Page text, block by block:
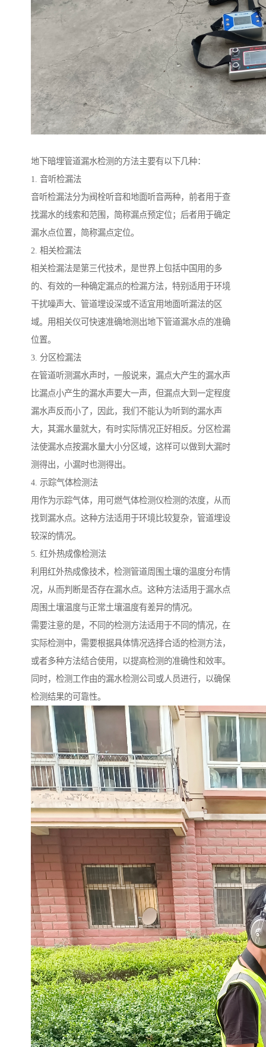
地下暗埋管道漏水检测的方法主要有以下几种：
1. 音听检漏法
音听检漏法分为阀栓听音和地面听音两种，前者用于查
找漏水的线索和范围，简称漏点预定位；后者用于确定
漏水点位置，简称漏点定位。
2. 相关检漏法
相关检漏法是第三代技术，是世界上包括中国用的多
的、有效的一种确定漏点的检漏方法，特别适用于环境
干扰噪声大、管道埋设深或不适宜用地面听漏法的区
域。用相关仪可快速准确地测出地下管道漏水点的准确
位置。
3. 分区检漏法
在管道听测漏水声时，一般说来，漏点大产生的漏水声
比漏点小产生的漏水声要大一声，但漏点大到一定程度
漏水声反而小了，因此，我们不能认为听到的漏水声
大，其漏水量就大，有时实际情况正好相反。分区检漏
法使漏水点按漏水量大小分区域，这样可以做到大漏时
测得出，小漏时也测得出。
4. 示踪气体检测法
用作为示踪气体，用可燃气体检测仪检测的浓度，从而
找到漏水点。这种方法适用于环境比较复杂，管道埋设
较深的情况。
5. 红外热成像检测法
利用红外热成像技术，检测管道周围土壤的温度分布情
况，从而判断是否存在漏水点。这种方法适用于漏水点
周围土壤温度与正常土壤温度有差异的情况。
需要注意的是，不同的检测方法适用于不同的情况，在
实际检测中，需要根据具体情况选择合适的检测方法，
或者多种方法结合使用，以提高检测的准确性和效率。
同时，检测工作由的漏水检测公司或人员进行，以确保
检测结果的可靠性。